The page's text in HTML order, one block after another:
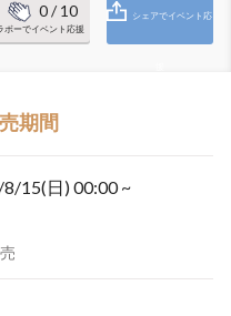
0/ 10
ボーでイベント応援
シェアでイベント応
期間
15(日) 00:00 ~